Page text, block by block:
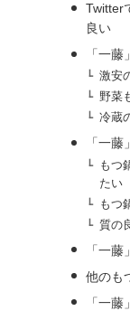
Twitter
良い
「一
激安
野菜
冷蔵
「一
もつ
たい
もつ
質の
「一
他のも
「一